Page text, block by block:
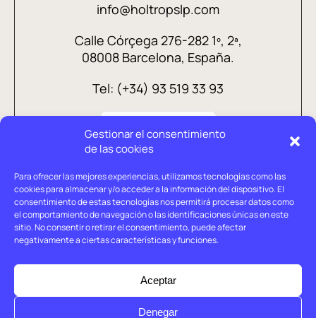
Gestionar el consentimiento
de las cookies
Para ofrecer las mejores experiencias, utilizamos tecnologías como las
cookies para almacenar y/o acceder a la información del dispositivo. El
consentimiento de estas tecnologías nos permitirá procesar datos como
el comportamiento de navegación o las identificaciones únicas en este
sitio. No consentir o retirar el consentimiento, puede afectar
negativamente a ciertas características y funciones.
Aceptar
Denegar
info@holtropslp.com
Calle Córçega 276-282 1º, 2ª,
08008 Barcelona, España.
Tel: (+34) 93 519 33 93
Aviso legal
Política de privacidad
Política de cookies